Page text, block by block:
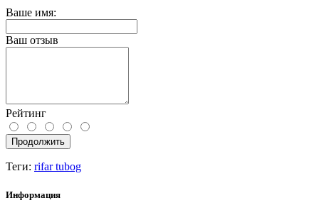
Ваше имя:
Ваш отзыв
Рейтинг
Продолжить
Теги: rifar tubog
Информация